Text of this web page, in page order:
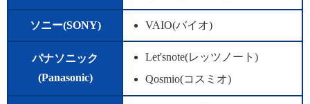
ソニー(SONY) VAIO(バイオ)
パナソニック
(Panasonic)
Let'snote(レッツノート)
Qosmio(コスミオ)